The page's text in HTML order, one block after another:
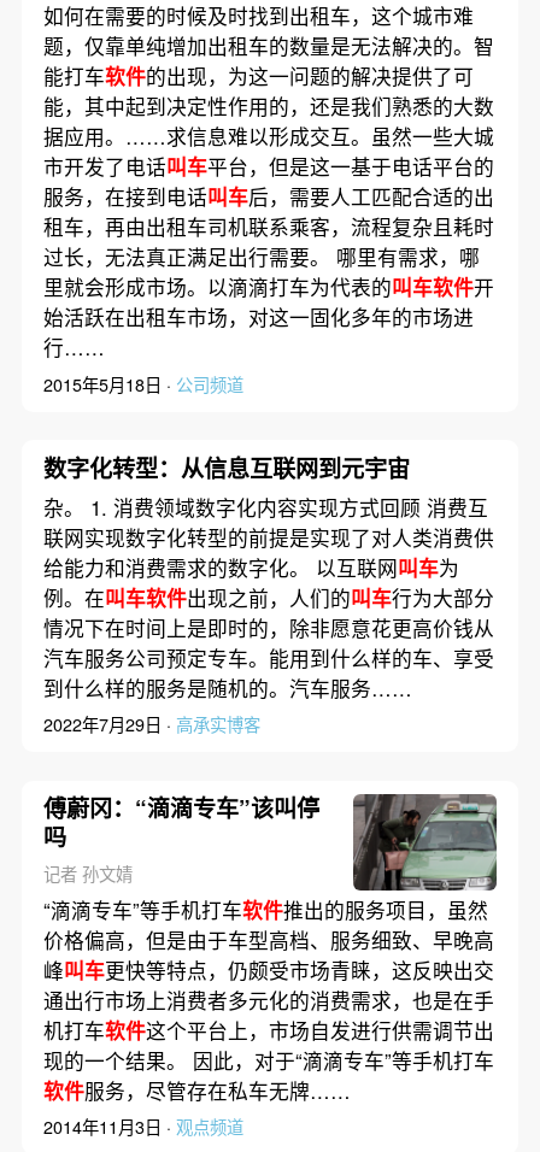
如何在需要的时候及时找到出租车，这个城市难
题，仅靠单纯增加出租车的数量是无法解决的。智
能打车软件的出现，为这一问题的解决提供了可
能，其中起到决定性作用的，还是我们熟悉的大数
据应用。……求信息难以形成交互。虽然一些大城
市开发了电话叫车平台，但是这一基于电话平台的
服务，在接到电话叫车后，需要人工匹配合适的出
租车，再由出租车司机联系乘客，流程复杂且耗时
过长，无法真正满足出行需要。 哪里有需求，哪
里就会形成市场。以滴滴打车为代表的叫车软件开
始活跃在出租车市场，对这一固化多年的市场进
行……
2015年5月18日 · 公司频道
数字化转型：从信息互联网到元宇宙
杂。 1. 消费领域数字化内容实现方式回顾 消费互
联网实现数字化转型的前提是实现了对人类消费供
给能力和消费需求的数字化。 以互联网叫车为
例。在叫车软件出现之前，人们的叫车行为大部分
情况下在时间上是即时的，除非愿意花更高价钱从
汽车服务公司预定专车。能用到什么样的车、享受
到什么样的服务是随机的。汽车服务……
2022年7月29日 · 高承实博客
傅蔚冈：“滴滴专车”该叫停
吗
记者 孙文婧
“滴滴专车”等手机打车软件推出的服务项目，虽然
价格偏高，但是由于车型高档、服务细致、早晚高
峰叫车更快等特点，仍颇受市场青睐，这反映出交
通出行市场上消费者多元化的消费需求，也是在手
机打车软件这个平台上，市场自发进行供需调节出
现的一个结果。 因此，对于“滴滴专车”等手机打车
软件服务，尽管存在私车无牌……
2014年11月3日 · 观点频道